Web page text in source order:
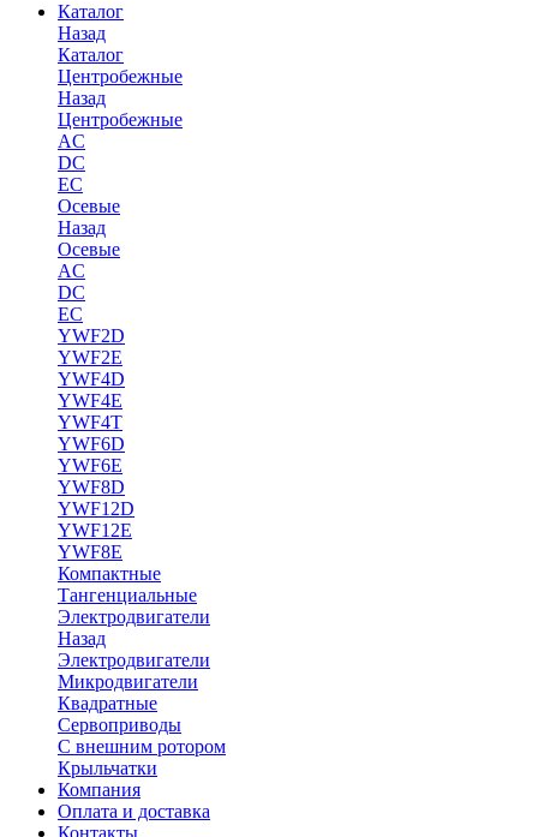
Каталог
Назад
Каталог
Центробежные
Назад
Центробежные
AC
DC
EC
Осевые
Назад
Осевые
AC
DC
EC
YWF2D
YWF2E
YWF4D
YWF4E
YWF4T
YWF6D
YWF6E
YWF8D
YWF12D
YWF12E
YWF8E
Компактные
Тангенциальные
Электродвигатели
Назад
Электродвигатели
Микродвигатели
Квадратные
Сервоприводы
С внешним ротором
Крыльчатки
Компания
Оплата и доставка
Контакты